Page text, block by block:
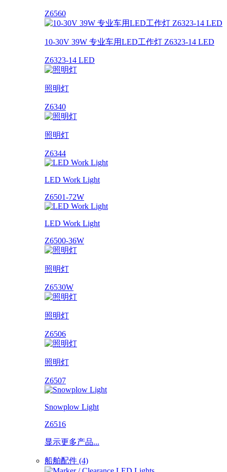
Z6560
10-30V 39W 专业车用LED工作灯 Z6323-14 LED
Z6323-14 LED
照明灯
Z6340
照明灯
Z6344
LED Work Light
Z6501-72W
LED Work Light
Z6500-36W
照明灯
Z6530W
照明灯
Z6506
照明灯
Z6507
Snowplow Light
Z6516
显示更多产品...
船舶配件 (4)